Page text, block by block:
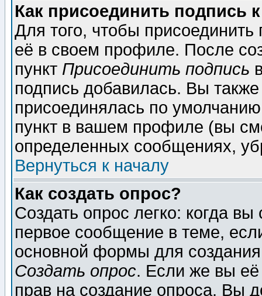
Как присоединить подпись
Для того, чтобы
её в своем профиле. После
пункт Присоединить подпись
подпись добавилась. Вы
присоединялась по
пункт в вашем профиле (вы
определенных сообщениях,
Вернуться к началу
Как создать опрос?
Создать опрос легко: когда
первое сообщение в теме,
основной формы для
Создать опрос. Если же вы её
прав на создание опроса. Вы